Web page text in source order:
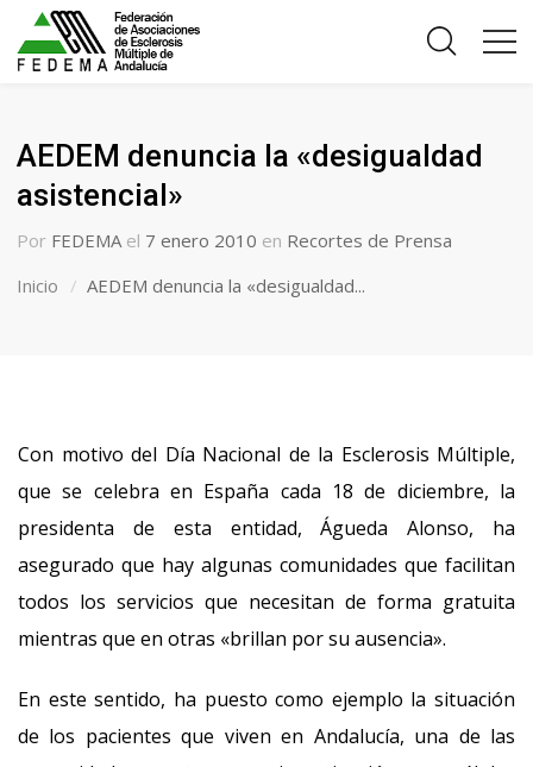
AEDEM denuncia la «desigualdad
asistencial»
Por FEDEMA el 7 enero 2010 en Recortes de Prensa
Inicio
AEDEM denuncia la «desigualdad...
Con motivo del Día Nacional de la Esclerosis Múltiple,
que se celebra en España cada 18 de diciembre, la
presidenta de esta entidad, Águeda Alonso, ha
asegurado que hay algunas comunidades que facilitan
todos los servicios que necesitan de forma gratuita
mientras que en otras «brillan por su ausencia».
En este sentido, ha puesto como ejemplo la situación
de los pacientes que viven en Andalucía, una de las